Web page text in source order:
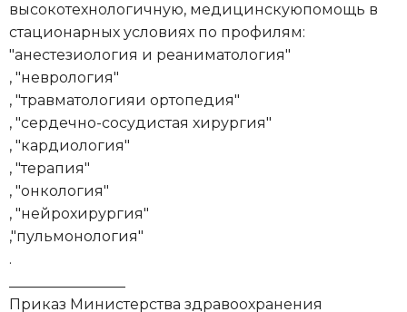
высокотехнологичную, медицинскуюпомощь в
стационарных условиях по профилям:
"анестезиология и реаниматология"
, "неврология"
, "травматологияи ортопедия"
, "сердечно-сосудистая хирургия"
, "кардиология"
, "терапия"
, "онкология"
, "нейрохирургия"
,"пульмонология"
.
Приказ Министерства здравоохранения